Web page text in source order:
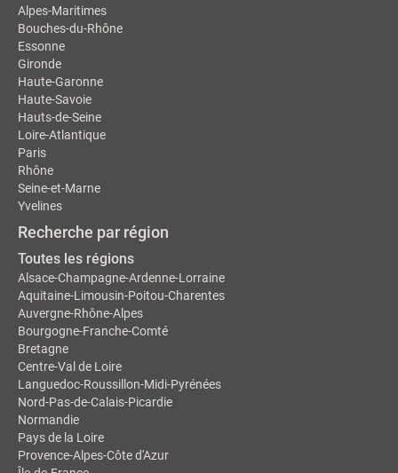
Alpes-Maritimes
Bouches-du-Rhône
Essonne
Gironde
Haute-Garonne
Haute-Savoie
Hauts-de-Seine
Loire-Atlantique
Paris
Rhône
Seine-et-Marne
Yvelines
Recherche par région
Toutes les régions
Alsace-Champagne-Ardenne-Lorraine
Aquitaine-Limousin-Poitou-Charentes
Auvergne-Rhône-Alpes
Bourgogne-Franche-Comté
Bretagne
Centre-Val de Loire
Languedoc-Roussillon-Midi-Pyrénées
Nord-Pas-de-Calais-Picardie
Normandie
Pays de la Loire
Provence-Alpes-Côte d'Azur